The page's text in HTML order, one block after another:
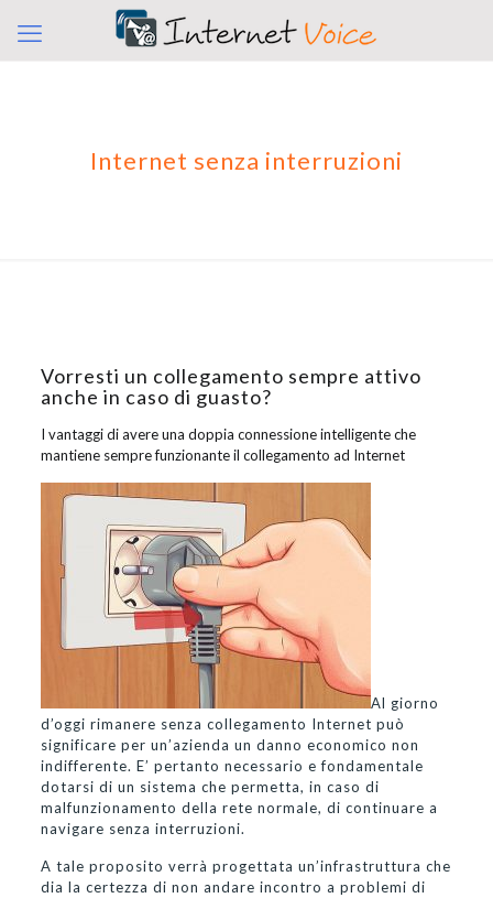
Internet senza interruzioni
Vorresti un collegamento sempre attivo
anche in caso di guasto?
I vantaggi di avere una doppia connessione intelligente che
mantiene sempre funzionante il collegamento ad Internet
Al giorno
d’oggi rimanere senza collegamento Internet può
significare per un’azienda un danno economico non
indifferente. E’ pertanto necessario e fondamentale
dotarsi di un sistema che permetta, in caso di
malfunzionamento della rete normale, di continuare a
navigare senza interruzioni.
A tale proposito verrà progettata un’infrastruttura che
dia la certezza di non andare incontro a problemi di